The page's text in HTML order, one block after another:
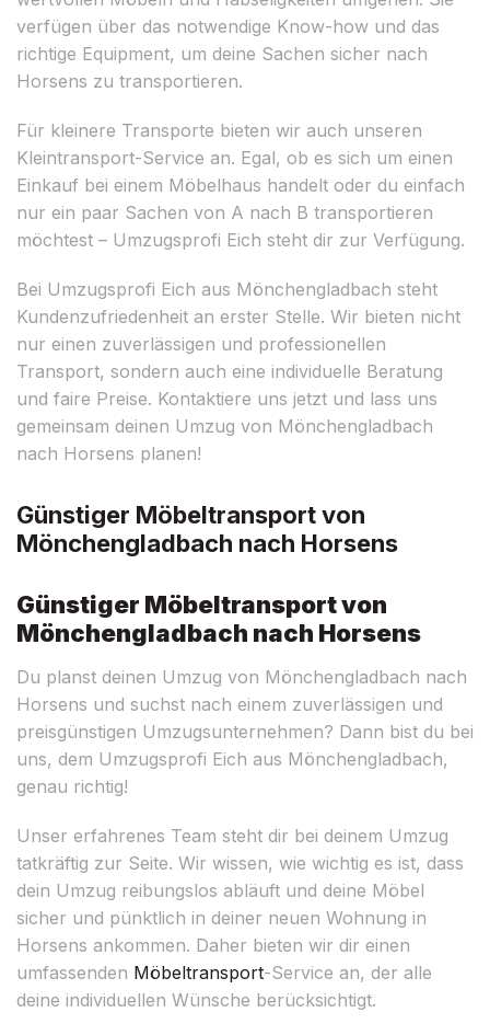
verfügen über das notwendige Know-how und das
richtige Equipment, um deine Sachen sicher nach
Horsens zu transportieren.
Für kleinere Transporte bieten wir auch unseren
Kleintransport-Service an. Egal, ob es sich um einen
Einkauf bei einem Möbelhaus handelt oder du einfach
nur ein paar Sachen von A nach B transportieren
möchtest – Umzugsprofi Eich steht dir zur Verfügung.
Bei Umzugsprofi Eich aus Mönchengladbach steht
Kundenzufriedenheit an erster Stelle. Wir bieten nicht
nur einen zuverlässigen und professionellen
Transport, sondern auch eine individuelle Beratung
und faire Preise. Kontaktiere uns jetzt und lass uns
gemeinsam deinen Umzug von Mönchengladbach
nach Horsens planen!
Günstiger Möbeltransport von
Mönchengladbach nach Horsens
Günstiger Möbeltransport von
Mönchengladbach nach Horsens
Du planst deinen Umzug von Mönchengladbach nach
Horsens und suchst nach einem zuverlässigen und
preisgünstigen Umzugsunternehmen? Dann bist du bei
uns, dem Umzugsprofi Eich aus Mönchengladbach,
genau richtig!
Unser erfahrenes Team steht dir bei deinem Umzug
tatkräftig zur Seite. Wir wissen, wie wichtig es ist, dass
dein Umzug reibungslos abläuft und deine Möbel
sicher und pünktlich in deiner neuen Wohnung in
Horsens ankommen. Daher bieten wir dir einen
umfassenden Möbeltransport-Service an, der alle
deine individuellen Wünsche berücksichtigt.